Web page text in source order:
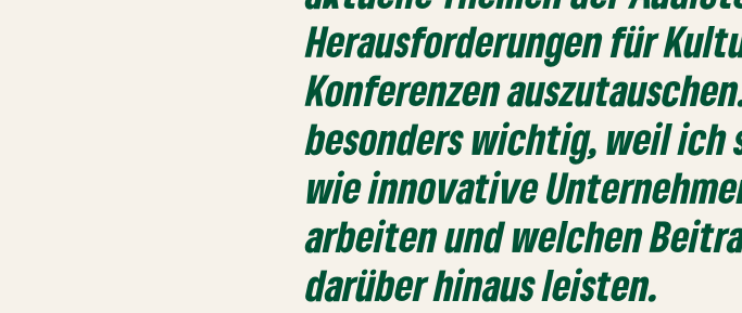
Herausforderungen für
Konferenzen
besonders wichtig, weil ich
wie innovative
arbeiten und welchen
darüber hinaus leisten.